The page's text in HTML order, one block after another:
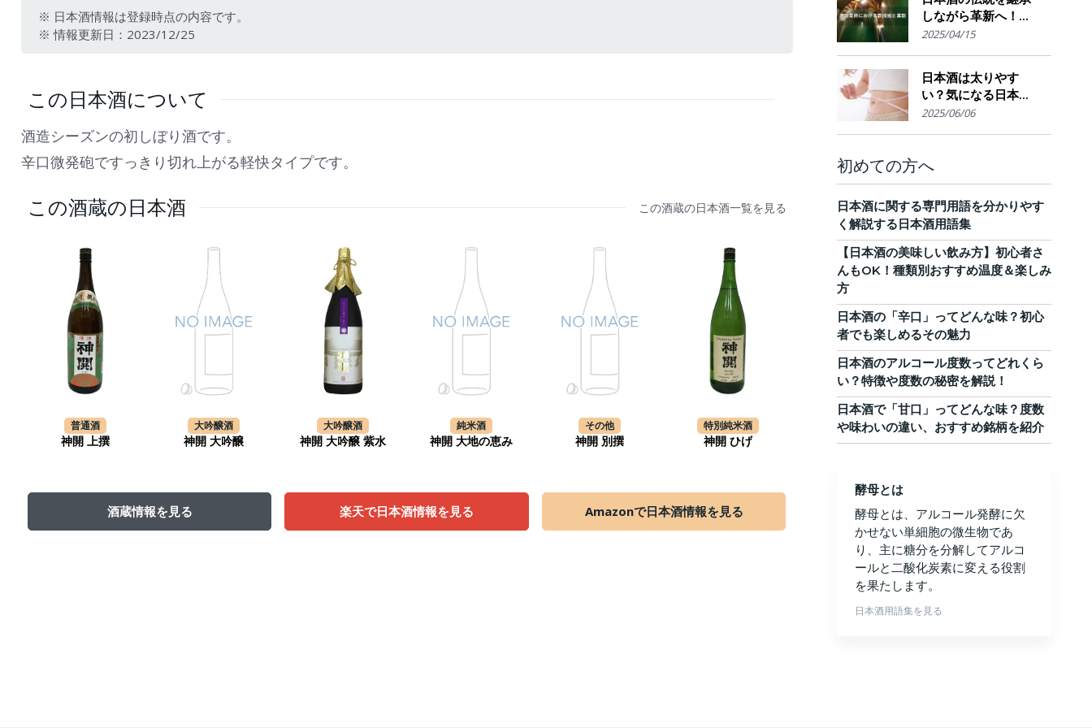
※ 日本酒情報は登録時点の内容です。
※ 情報更新日：2023/12/25
この日本酒について
酒造シーズンの初しぼり酒です。
辛口微発砲ですっきり切れ上がる軽快タイプです。
この酒蔵の日本酒 この酒蔵の日本酒一覧を見る
普通酒
神開 上撰
大吟醸酒
神開 大吟醸
大吟醸酒
神開 大吟醸 紫水
純米酒
神開 大地の恵み
その他
神開 別撰
特別純米酒
神開 ひげ
酒蔵情報を見る 楽天で日本酒情報を見る Amazonで日本酒情報を見る
しながら革新へ！
AI・IoTが実現する革
の未来展望
2025/04/15
日本酒は太りやす
い？気になる日本酒
のカロリーと糖質。
2025/06/06
初めての方へ
日本酒に関する専門用語を分かりやす
く解説する日本酒用語集
【日本酒の美味しい飲み方】初心者さ
んもOK！種類別おすすめ温度＆楽しみ
方
日本酒の「辛口」ってどんな味？初心
者でも楽しめるその魅力
日本酒のアルコール度数ってどれくら
い？特徴や度数の秘密を解説！
日本酒で「甘口」ってどんな味？度数
や味わいの違い、おすすめ銘柄を紹介
酵母とは
酵母とは、アルコール発酵に欠
かせない単細胞の微生物であ
り、主に糖分を分解してアルコ
ールと二酸化炭素に変える役割
を果たします。
日本酒用語集を見る